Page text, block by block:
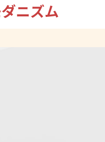
ニズム